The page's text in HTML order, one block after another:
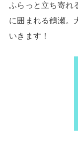
ふらっと立ち寄れ
に囲まれる鶴瀬。
いきます！